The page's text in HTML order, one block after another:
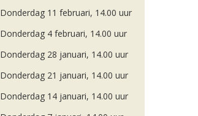
Donderdag 11 februari, 14.00 uur
Donderdag 4 februari, 14.00 uur
Donderdag 28 januari, 14.00 uur
Donderdag 21 januari, 14.00 uur
Donderdag 14 januari, 14.00 uur